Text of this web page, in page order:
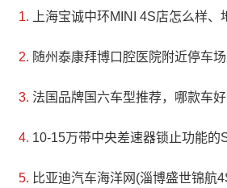
上海宝诚中环MINI 4S店怎么样
随州泰康拜博口腔医院附近停车
法国品牌国六车型推荐，哪款车
10-15万带中央差速器锁止功能的
比亚迪汽车海洋网(淄博盛世锦航